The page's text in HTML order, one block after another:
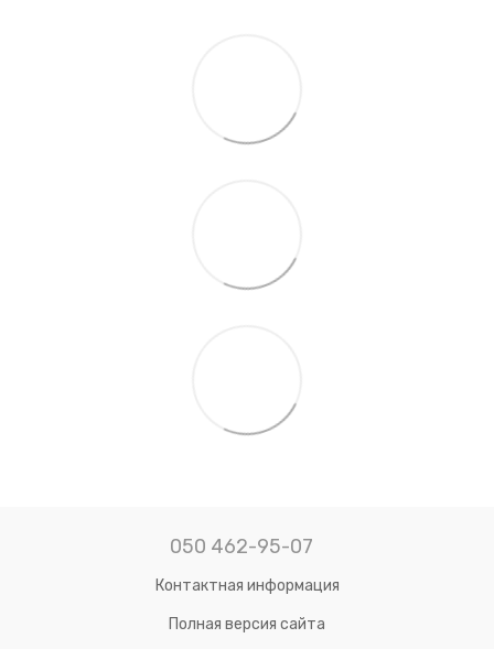
050 462-95-07
Контактная информация
Полная версия сайта